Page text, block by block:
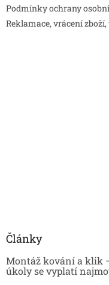
Podmínky ochrany
Reklamace, vrácení
Články
Montáž kování a klik
úkoly se vyplatí